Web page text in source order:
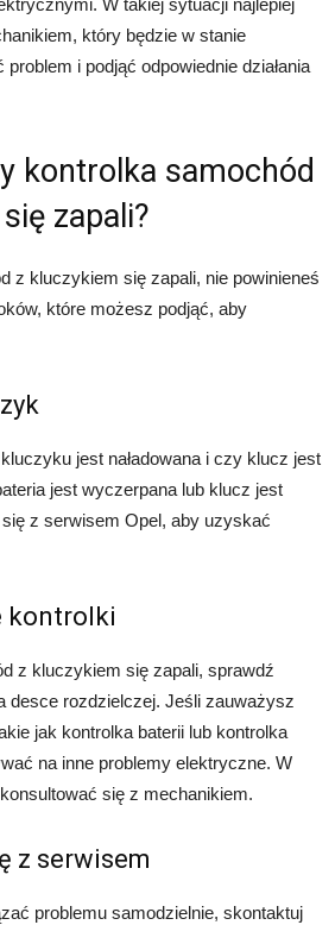
W takiej sytuacji najlepiej
który będzie w stanie
problem i podjąć odpowiednie działania
kontrolka samochód
zapali?
z kluczykiem się zapali, nie powinieneś
które możesz podjąć, aby
jest naładowana i czy klucz jest
jest wyczerpana lub klucz jest
z serwisem Opel, aby uzyskać
kontrolki
z kluczykiem się zapali, sprawdź
desce rozdzielczej. Jeśli zauważysz
jak kontrolka baterii lub kontrolka
na inne problemy elektryczne. W
się z mechanikiem.
z serwisem
problemu samodzielnie, skontaktuj